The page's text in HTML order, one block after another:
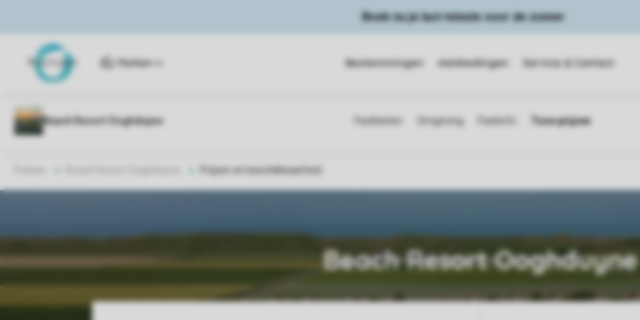
Boek nu je last minute voor de zomer
Parken Bestemmingen Aanbiedingen Service & Contact
Prijzen en beschikbaarheid